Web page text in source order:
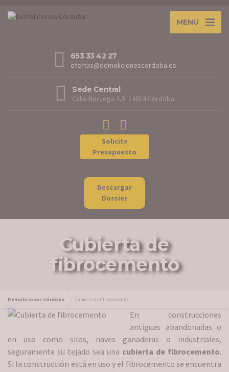
MENU
653 33 42 27
ofertas@demolicionescordoba.es
Sede Central
Calle Noruega 4,5. 14014 Córdoba
Solicite
Presupuesto
Descargar
Dossier
Cubierta de
fibrocemento
Demoliciones Córdoba Cubierta de fibrocemento
En construcciones
antiguas abandonadas o
en uso como silos, naves ganaderas o industriales,
seguramente su tejado sea una cubierta de fibrocemento.
Si la construcción está en uso y el fibrocemento se encuentra